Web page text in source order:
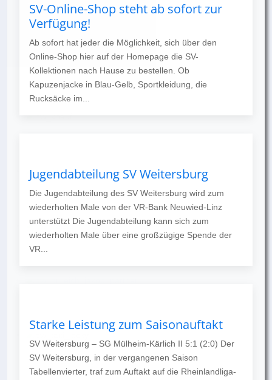
SV-Online-Shop steht ab sofort zur
Verfügung!
Ab sofort hat jeder die Möglichkeit, sich über den
Online-Shop hier auf der Homepage die SV-
Kollektionen nach Hause zu bestellen. Ob
Kapuzenjacke in Blau-Gelb, Sportkleidung, die
Rucksäcke im...
Jugendabteilung SV Weitersburg
Die Jugendabteilung des SV Weitersburg wird zum
wiederholten Male von der VR-Bank Neuwied-Linz
unterstützt Die Jugendabteilung kann sich zum
wiederholten Male über eine großzügige Spende der
VR...
Starke Leistung zum Saisonauftakt
SV Weitersburg – SG Mülheim-Kärlich II 5:1 (2:0) Der
SV Weitersburg, in der vergangenen Saison
Tabellenvierter, traf zum Auftakt auf die Rheinlandliga-